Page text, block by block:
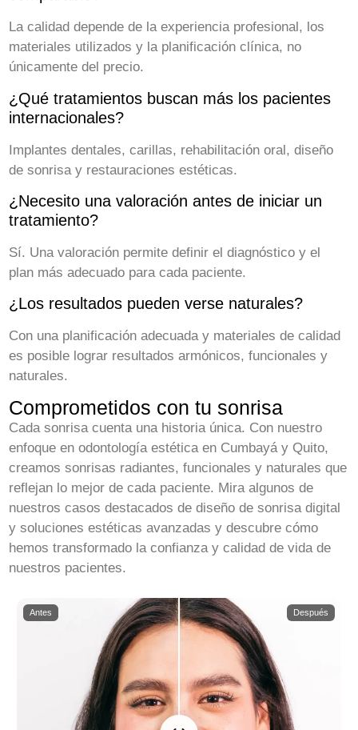
La calidad depende de la experiencia profesional, los
materiales utilizados y la planificación clínica, no
únicamente del precio.
¿Qué tratamientos buscan más los pacientes
internacionales?
Implantes dentales, carillas, rehabilitación oral, diseño
de sonrisa y restauraciones estéticas.
¿Necesito una valoración antes de iniciar un
tratamiento?
Sí. Una valoración permite definir el diagnóstico y el
plan más adecuado para cada paciente.
¿Los resultados pueden verse naturales?
Con una planificación adecuada y materiales de calidad
es posible lograr resultados armónicos, funcionales y
naturales.
Comprometidos con tu sonrisa
Cada sonrisa cuenta una historia única. Con nuestro
enfoque en odontología estética en Cumbayá y Quito,
creamos sonrisas radiantes, funcionales y naturales que
reflejan lo mejor de cada paciente. Mira algunos de
nuestros casos destacados de diseño de sonrisa digital
y soluciones estéticas avanzadas y descubre cómo
hemos transformado la confianza y calidad de vida de
nuestros pacientes.
Antes Después